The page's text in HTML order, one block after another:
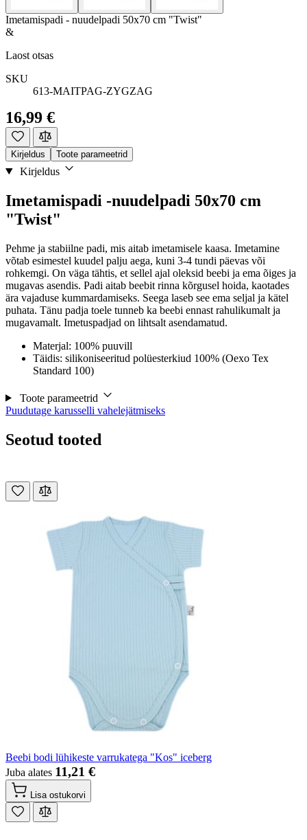
Imetamispadi - nuudelpadi 50x70 cm "Twist"
&
Laost otsas
SKU
613-MAITPAG-ZYGZAG
16,99 €
Kirjeldus Toote parameetrid
Kirjeldus
Imetamispadi -nuudelpadi 50x70 cm
"Twist"
Pehme ja stabiilne padi, mis aitab imetamisele kaasa. Imetamine
võtab esimestel kuudel palju aega, kuni 3-4 tundi päevas või
rohkemgi. On väga tähtis, et sellel ajal oleksid beebi ja ema õiges ja
mugavas asendis. Padi aitab beebit rinna kõrgusel hoida, kaotades
ära vajaduse kummardamiseks. Seega laseb see ema seljal ja kätel
puhata. Tänu padja toele tunneb ka beebi ennast rahulikumalt ja
mugavamalt. Imetuspadjad on lihtsalt asendamatud.
Materjal: 100% puuvill
Täidis: silikoniseeritud polüesterkiud 100% (Oexo Tex
Standard 100)
Toote parameetrid
Puudutage karusselli vahelejätmiseks
Seotud tooted
Beebi bodi lühikeste varrukatega "Kos" iceberg
Juba alates 11,21 €
Lisa ostukorvi